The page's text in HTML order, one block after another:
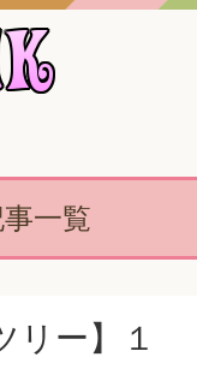
一覧
リー】１